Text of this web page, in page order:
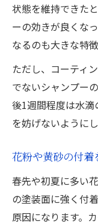
状態を維持できた
ーの効きが良くな
なるのも大きな特徴
ただし、コーティ
でないシャンプー
後1週間程度は水
を妨げないように
花粉や黄砂の付着
春先や初夏に多い
の塗装面に強く付
原因になります。